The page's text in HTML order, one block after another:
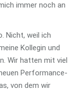
immer noch an
Nicht, weil ich
Kollegin und
Wir hatten mit viel
Performance-
von dem wir